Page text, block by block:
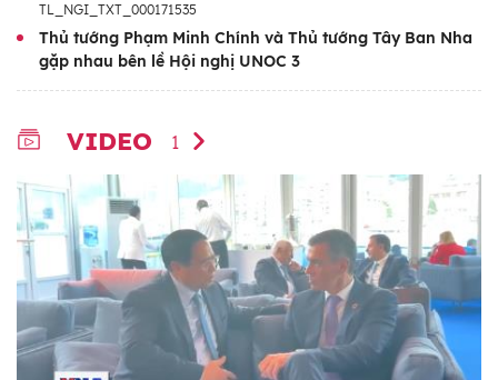
TL_NGI_TXT_000171535
Thủ tướng Phạm Minh Chính và Thủ tướng Tây Ban Nha
gặp nhau bên lề Hội nghị UNOC 3
VIDEO 1